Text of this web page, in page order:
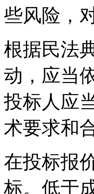
些风险，
根据民法
动，应当
投标人应
术要求和
在投标报
标。低于